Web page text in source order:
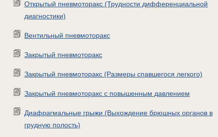
Открытый пневмоторакс (Трудности дифференциальной
диагностики)
Вентильный пневмоторакс
Закрытый пневмоторакс
Закрытый пневмоторакс (Размеры спавшегося легкого)
Закрытый пневмоторакс с повышенным давлением
Диафрагмальные грыжи (Выхождение брюшных органов в
грудную полость)